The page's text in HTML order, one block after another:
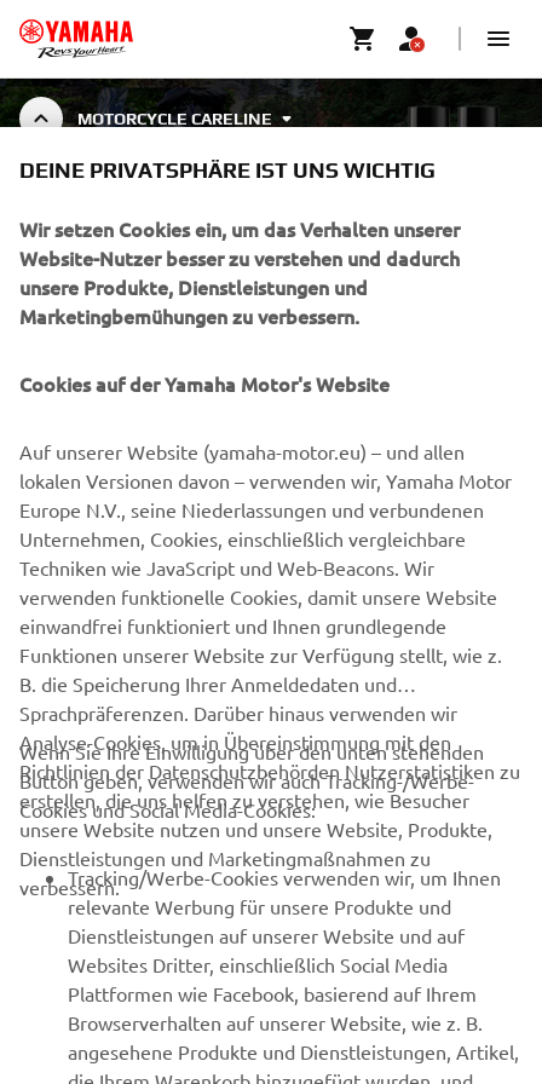
MOTORCYCLE CARELINE
MOTORCYCLE CLEANING &
PROTECTION
MEHR YAMAHA
SUPPORT
NEWSLETTER
Erfahre als Erster von den neuesten Angeboten,
Sonderveranstaltungen, Neuerscheinungen und vielem mehr.
ABONNIEREN
Lesen Sie unsere Datenschutzrichtlinie, um zu erfahren, wie wir
Ihre persönlichen Daten verarbeiten:Datenschutzerklärung.
Austria (German)
DEINE PRIVATSPHÄRE IST UNS WICHTIG
Wir setzen Cookies ein, um das Verhalten unserer
Website-Nutzer besser zu verstehen und dadurch
unsere Produkte, Dienstleistungen und
Marketingbemühungen zu verbessern.
Cookies auf der Yamaha Motor's Website
Auf unserer Website (yamaha-motor.eu) – und allen
lokalen Versionen davon – verwenden wir, Yamaha Motor
Europe N.V., seine Niederlassungen und verbundenen
Unternehmen, Cookies, einschließlich vergleichbare
Techniken wie JavaScript und Web-Beacons. Wir
verwenden funktionelle Cookies, damit unsere Website
einwandfrei funktioniert und Ihnen grundlegende
Funktionen unserer Website zur Verfügung stellt, wie z.
B. die Speicherung Ihrer Anmeldedaten und
Sprachpräferenzen. Darüber hinaus verwenden wir
Analyse-Cookies, um in Übereinstimmung mit den
Richtlinien der Datenschutzbehörden Nutzerstatistiken zu
erstellen, die uns helfen zu verstehen, wie Besucher
unsere Website nutzen und unsere Website, Produkte,
Dienstleistungen und Marketingmaßnahmen zu
verbessern.
Wenn Sie Ihre Einwilligung über den unten stehenden
Button geben, verwenden wir auch Tracking-/Werbe-
Cookies und Social Media-Cookies:
Tracking/Werbe-Cookies verwenden wir, um Ihnen
relevante Werbung für unsere Produkte und
Dienstleistungen auf unserer Website und auf
Websites Dritter, einschließlich Social Media
Plattformen wie Facebook, basierend auf Ihrem
Browserverhalten auf unserer Website, wie z. B.
angesehene Produkte und Dienstleistungen, Artikel,